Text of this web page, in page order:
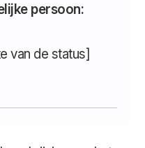
persoon:
van de status]